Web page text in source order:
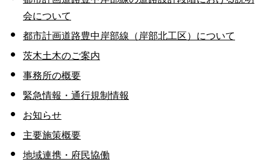
会について
都市計画道路豊中岸部線（岸部北工区）について
茨木土木のご案内
事務所の概要
緊急情報・通行規制情報
お知らせ
主要施策概要
地域連携・府民協働